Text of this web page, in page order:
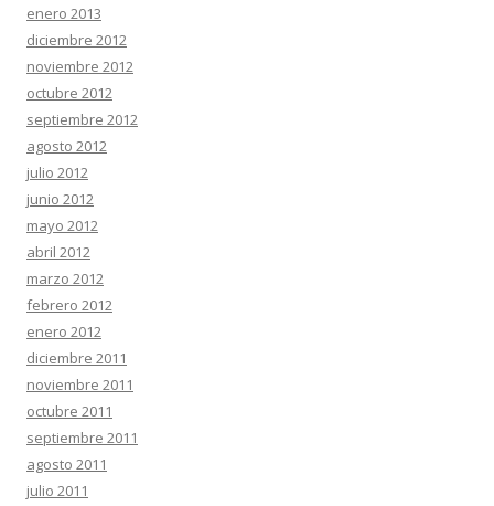
enero 2013
diciembre 2012
noviembre 2012
octubre 2012
septiembre 2012
agosto 2012
julio 2012
junio 2012
mayo 2012
abril 2012
marzo 2012
febrero 2012
enero 2012
diciembre 2011
noviembre 2011
octubre 2011
septiembre 2011
agosto 2011
julio 2011